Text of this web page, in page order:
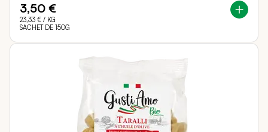
3,50 €
23,33 € / KG
SACHET DE 150G